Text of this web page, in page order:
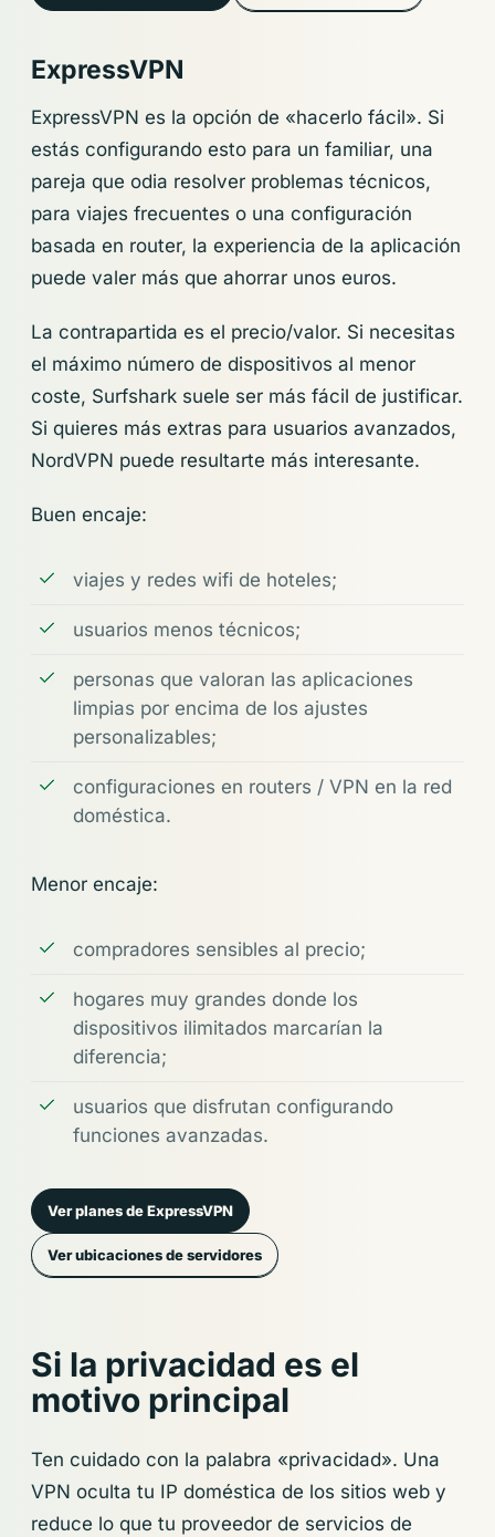
ExpressVPN
ExpressVPN es la opción de «hacerlo fácil». Si
estás configurando esto para un familiar, una
pareja que odia resolver problemas técnicos,
para viajes frecuentes o una configuración
basada en router, la experiencia de la aplicación
puede valer más que ahorrar unos euros.
La contrapartida es el precio/valor. Si necesitas
el máximo número de dispositivos al menor
coste, Surfshark suele ser más fácil de justificar.
Si quieres más extras para usuarios avanzados,
NordVPN puede resultarte más interesante.
Buen encaje:
viajes y redes wifi de hoteles;
usuarios menos técnicos;
personas que valoran las aplicaciones
limpias por encima de los ajustes
personalizables;
configuraciones en routers / VPN en la red
doméstica.
Menor encaje:
compradores sensibles al precio;
hogares muy grandes donde los
dispositivos ilimitados marcarían la
diferencia;
usuarios que disfrutan configurando
funciones avanzadas.
Ver planes de ExpressVPN
Ver ubicaciones de servidores
Si la privacidad es el
motivo principal
Ten cuidado con la palabra «privacidad». Una
VPN oculta tu IP doméstica de los sitios web y
reduce lo que tu proveedor de servicios de